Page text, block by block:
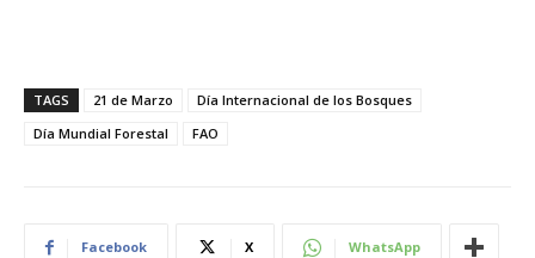
TAGS 21 de Marzo
Día Internacional de los Bosques
Día Mundial Forestal
FAO
Facebook X WhatsApp